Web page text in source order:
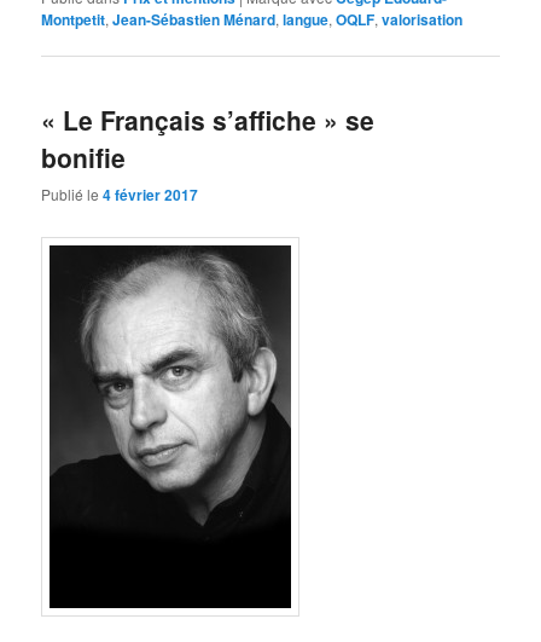
Montpetit,Jean-Sébastien Ménard,langue,OQLF,valorisation
« Le Français s’affiche » se
bonifie
Publié le4 février 2017